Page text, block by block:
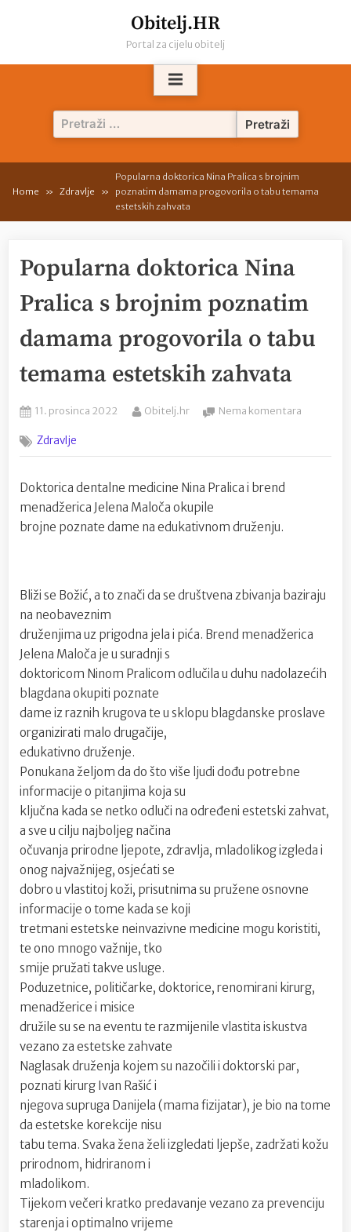
Obitelj.HR
Portal za cijelu obitelj
Pretraži:
Home Zdravlje
Popularna doktorica Nina Pralica s brojnim
poznatim damama progovorila o tabu temama
estetskih zahvata
Popularna doktorica Nina
Pralica s brojnim poznatim
damama progovorila o tabu
temama estetskih zahvata
Posted
11. prosinca 2022 By
Obitelj.hr Nema komentara
Nina
tabu
zahvata
Zdravlje
Doktorica dentalne medicine Nina Pralica i brend
menadžerica Jelena Maloča okupile
brojne poznate dame na edukativnom druženju.
Bliži se Božić, a to znači da se društvena zbivanja baziraju
na neobaveznim
druženjima uz prigodna jela i pića. Brend menadžerica
Jelena Maloča je u suradnji s
doktoricom Ninom Pralicom odlučila u duhu nadolazećih
blagdana okupiti poznate
dame iz raznih krugova te u sklopu blagdanske proslave
organizirati malo drugačije,
edukativno druženje.
Ponukana željom da do što više ljudi dođu potrebne
informacije o pitanjima koja su
ključna kada se netko odluči na određeni estetski zahvat,
a sve u cilju najboljeg načina
očuvanja prirodne ljepote, zdravlja, mladolikog izgleda i
onog najvažnijeg, osjećati se
dobro u vlastitoj koži, prisutnima su pružene osnovne
informacije o tome kada se koji
tretmani estetske neinvazivne medicine mogu koristiti,
te ono mnogo važnije, tko
smije pružati takve usluge.
Poduzetnice, političarke, doktorice, renomirani kirurg,
menadžerice i misice
družile su se na eventu te razmijenile vlastita iskustva
vezano za estetske zahvate
Naglasak druženja kojem su nazočili i doktorski par,
poznati kirurg Ivan Rašić i
njegova supruga Danijela (mama fizijatar), je bio na tome
da estetske korekcije nisu
tabu tema. Svaka žena želi izgledati ljepše, zadržati kožu
prirodnom, hidriranom i
mladolikom.
Tijekom večeri kratko predavanje vezano za prevenciju
starenja i optimalno vrijeme